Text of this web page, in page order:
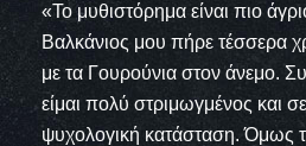
«Το μυθιστόρημα είναι πιο
Βαλκάνιος μου πήρε τέσσερα
με τα Γουρούνια στον άνεμο.
είμαι πολύ στριμωγμένος και
ψυχολογική κατάσταση. Όμως